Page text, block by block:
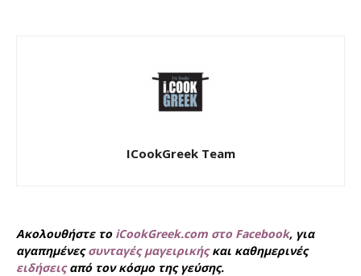
ICookGreek Team
Ακολουθήστε το iCookGreek.com στο Facebook, για
αγαπημένεςσυνταγές μαγειρικήςκαι καθημερινές
ειδήσειςαπό τον κόσμο της γεύσης.